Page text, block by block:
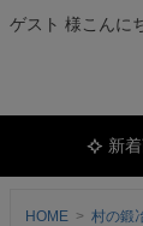
ゲスト 様こんに
新
HOME 村の鍛